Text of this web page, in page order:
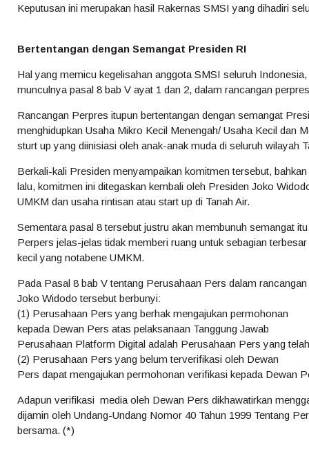
Keputusan ini merupakan hasil Rakernas SMSI yang dihadiri
Bertentangan dengan Semangat Presiden RI
Hal yang memicu kegelisahan anggota SMSI seluruh
munculnya pasal 8 bab V ayat 1 dan 2, dalam rancangan
Rancangan Perpres itupun bertentangan dengan semangat
menghidupkan Usaha Mikro Kecil Menengah/ Usaha Kecil dan
sturt up yang diinisiasi oleh anak-anak muda di seluruh wilayah
Berkali-kali Presiden menyampaikan komitmen tersebut,
lalu, komitmen ini ditegaskan kembali oleh Presiden Joko
UMKM dan usaha rintisan atau start up di Tanah Air.
Sementara pasal 8 tersebut justru akan membunuh semangat
Perpers jelas-jelas tidak memberi ruang untuk sebagian
kecil yang notabene UMKM.
Pada Pasal 8 bab V tentang Perusahaan Pers dalam
Joko Widodo tersebut berbunyi:
(1) Perusahaan Pers yang berhak mengajukan permohonan
kepada Dewan Pers atas pelaksanaan Tanggung Jawab
Perusahaan Platform Digital adalah Perusahaan Pers yang
(2) Perusahaan Pers yang belum terverifikasi oleh Dewan
Pers dapat mengajukan permohonan verifikasi kepada Dewan
Adapun verifikasi media oleh Dewan Pers dikhawatirkan
dijamin oleh Undang-Undang Nomor 40 Tahun 1999 Tentang
bersama. (*)